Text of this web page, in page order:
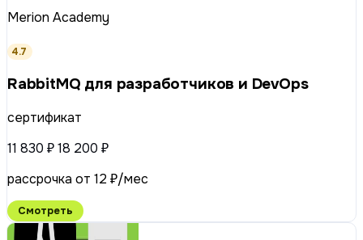
Merion Academy
4.7
RabbitMQ для разработчиков и DevOps
сертификат
11 830 ₽18 200 ₽
рассрочка от 12 ₽/мес
Смотреть